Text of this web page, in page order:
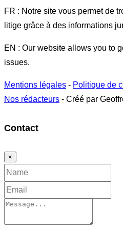
FR : Notre site vous permet de
litige grâce à des informations
EN : Our website allows you to
issues.
Mentions légales - Politique de
Nos rédacteurs - Créé par
Contact
×